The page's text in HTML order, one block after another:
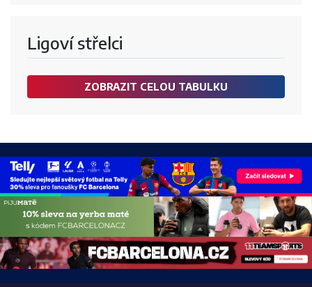
Ligoví střelci
ZOBRAZIT CELOU TABULKU